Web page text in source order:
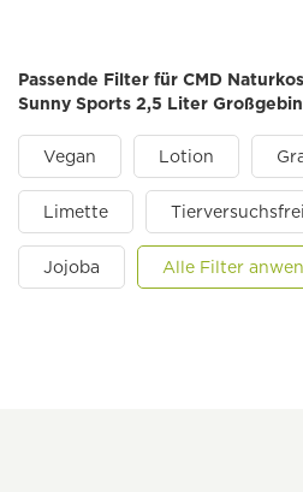
Passende Filter für CMD
Sunny Sports 2,5 Liter
Vegan Lotion
Limette Tierversuchsfrei
Jojoba Alle Filter